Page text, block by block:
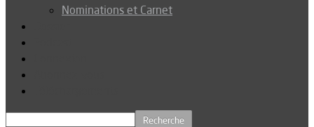
Nominations et Carnet